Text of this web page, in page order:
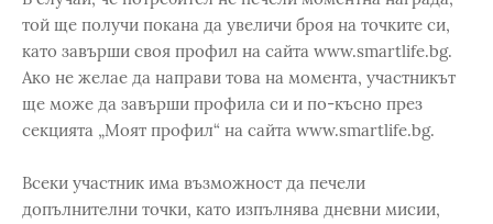
той ще получи покана да увеличи броя на точките си,
като завърши своя профил на сайта www.smartlife.bg.
Ако не желае да направи това на момента, участникът
ще може да завърши профила си и по-късно през
секцията „Моят профил“ на сайта www.smartlife.bg.
Всеки участник има възможност да печели
допълнителни точки, като изпълнява дневни мисии,